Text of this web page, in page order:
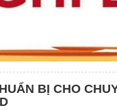
BỊ CHO